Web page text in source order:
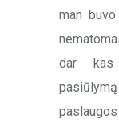
man
dar kas